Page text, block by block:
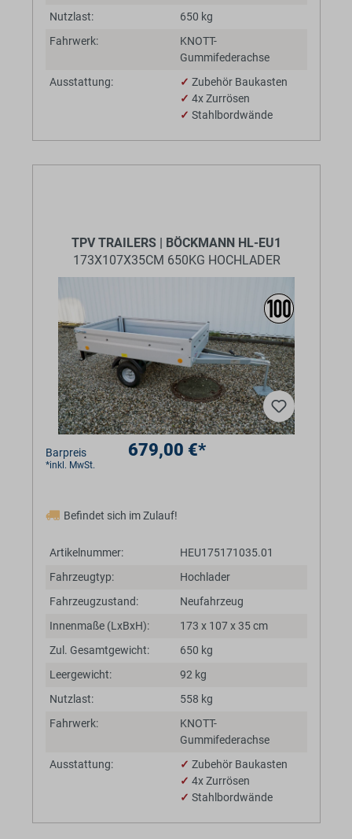
Nutzlast:
650 kg
Fahrwerk:
KNOTT-
Gummifederachse
Ausstattung:
✓ Zubehör Baukasten
✓ 4x Zurrösen
✓ Stahlbordwände
TPV TRAILERS | BÖCKMANN HL-EU1
173X107X35CM 650KG HOCHLADER
Barpreis 679,00 €*
*inkl. MwSt.
Befindet sich im Zulauf!
Artikelnummer:
HEU175171035.01
Fahrzeugtyp:
Hochlader
Fahrzeugzustand:
Neufahrzeug
Innenmaße (LxBxH):
173 x 107 x 35 cm
Zul. Gesamtgewicht:
650 kg
Leergewicht:
92 kg
Nutzlast:
558 kg
Fahrwerk:
KNOTT-
Gummifederachse
Ausstattung:
✓ Zubehör Baukasten
✓ 4x Zurrösen
✓ Stahlbordwände